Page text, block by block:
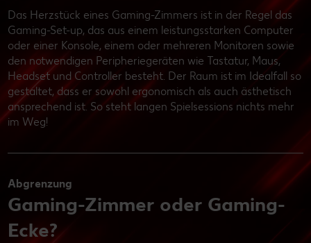
Das Herzstück eines Gaming-Zimmers ist in der Regel das
Gaming-Set-up, das aus einem leistungsstarken Computer
oder einer Konsole, einem oder mehreren Monitoren sowie
den notwendigen Peripheriegeräten wie Tastatur, Maus,
Headset und Controller besteht. Der Raum ist im Idealfall so
gestaltet, dass er sowohl ergonomisch als auch ästhetisch
ansprechend ist. So steht langen Spielsessions nichts mehr
im Weg!
Abgrenzung
Gaming-Zimmer oder Gaming-
Ecke?